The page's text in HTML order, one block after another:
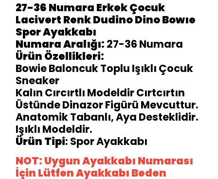
27-36 Numara Erkek Çocuk
Lacivert Renk Dudino Dino Bowıe
Spor Ayakkabı
Numara Aralığı: 27-36 Numara
Ürün Özellikleri:
Bowie Baloncuk Toplu Işıklı Çocuk
Sneaker
Kalın Cırcırtlı Modeldir Cırtcırtın
Üstünde Dinazor Figürü Mevcuttur.
Anatomik Tabanlı, Aya Desteklidir.
Işıklı Modeldir.
Ürün Tipi: Spor Ayakkabı
NOT: Uygun Ayakkabı Numarası
İçin Lütfen Ayakkabı Beden